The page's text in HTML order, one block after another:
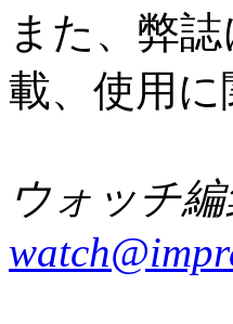
また、弊
載、使用
ウォッチ